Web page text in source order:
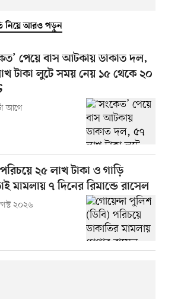
নিয়ে আরও পড়ুন
পেয়ে বাস আটকায় ডাকাত দল,
টাকা লুটে সময় নেয় ১৫ থেকে ২০
আগে
২৫ লাখ টাকা ও গাড়ি
মামলায় ৭ দিনের রিমান্ডে রাসেল
২০২৬